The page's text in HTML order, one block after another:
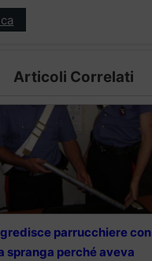
Articoli Correlati
parrucchiere con
spranga perché aveva